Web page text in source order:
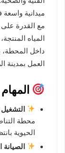
ميدانية
مع القدرة على
المياه
داخل المحطة،
العمل بمدينة
الحيوية
الصيانة